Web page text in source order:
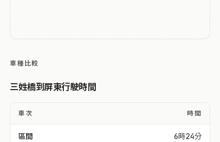
車種比較
三姓橋到屏東行駛時間
車次 時間
區間 6時24分